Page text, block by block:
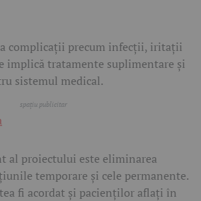
complicații precum infecții, iritații
implică tratamente suplimentare și
sistemul medical.
al proiectului este eliminarea
temporare și cele permanente.
fi acordat și pacienților aflați în